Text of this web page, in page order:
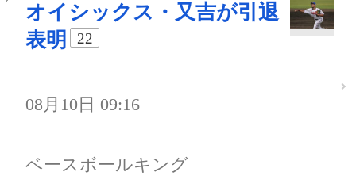
オイシックス・又吉が引退
表明
22
08月10日 09:16
ベースボールキング